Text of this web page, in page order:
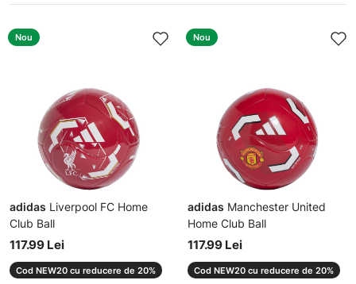
Nou
adidas Liverpool FC Home
Club Ball
Minge
117.99 Lei
Cod NEW20 cu reducere de 20%
Nou
adidas Manchester United
Home Club Ball
Minge
117.99 Lei
Cod NEW20 cu reducere de 20%